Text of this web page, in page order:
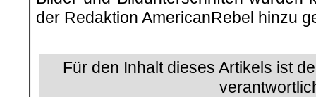
der Redaktion AmericanRebel hinzu
Für den Inhalt dieses Artikels ist